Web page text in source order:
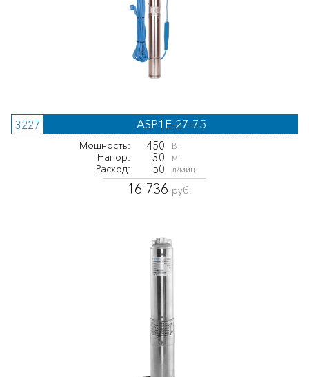
3227 ASP1E-27-75
Мощность: 450 Вт
Напор: 30 м.
Расход: 50 л/мин
16 736 руб.